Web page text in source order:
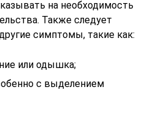
на необходимость
Также следует
симптомы, такие как:
или одышка;
с выделением